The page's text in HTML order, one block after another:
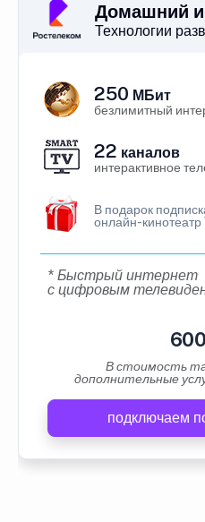
Домашний
Технологии
250 МБит
безлимитный
22 каналов
интерактивное
В подарок
онлайн-кинотеатр
* Быстрый интернет
с цифровым
600
В стоимость
дополнительные
подключаем